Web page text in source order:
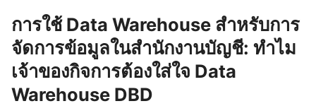
การใช้ Data Warehouse สำหรับการ
จัดการข้อมูลในสำนักงานบัญชี: ทำไม
เจ้าของกิจการต้องใส่ใจ Data
Warehouse DBD